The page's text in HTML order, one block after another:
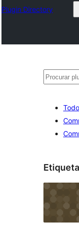
Plugin Directory
Pesquisar